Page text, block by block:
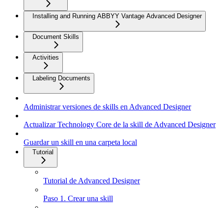
Installing and Running ABBYY Vantage Advanced Designer
Document Skills
Activities
Labeling Documents
Administrar versiones de skills en Advanced Designer
Actualizar Technology Core de la skill de Advanced Designer
Guardar un skill en una carpeta local
Tutorial
Tutorial de Advanced Designer
Paso 1. Crear una skill